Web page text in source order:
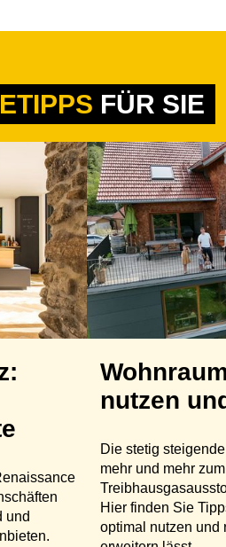
FÜR SIE
und
nutzen
Die stetig
mehr und mehr
Hier finden Sie
optimal nutzen und